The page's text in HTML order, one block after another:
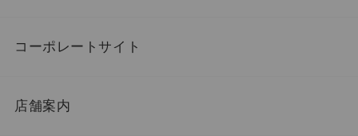
コーポレートサイト
店舗案内